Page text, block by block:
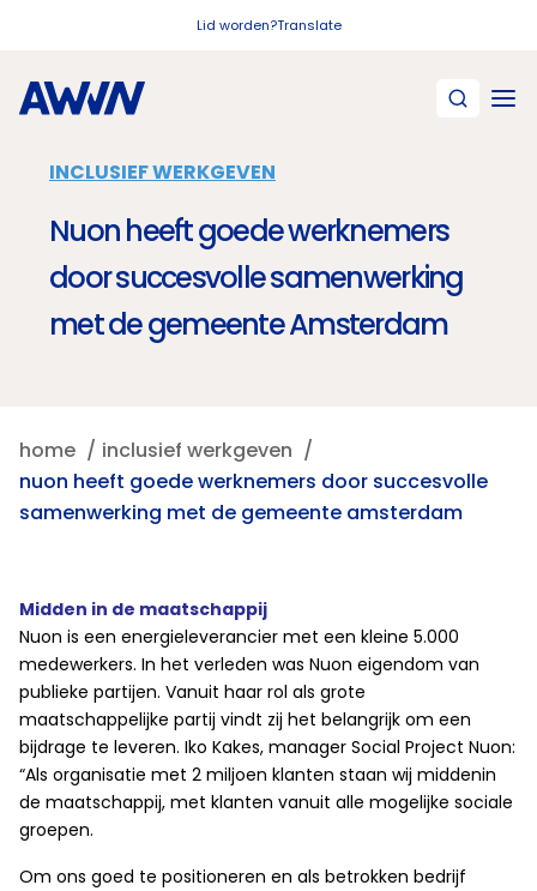
Lid worden?Translate
INCLUSIEF WERKGEVEN
Nuon heeft goede werknemers
door succesvolle samenwerking
met de gemeente Amsterdam
home
inclusief werkgeven
nuon heeft goede werknemers door succesvolle
samenwerking met de gemeente amsterdam
Midden in de maatschappij
Nuon is een energieleverancier met een kleine 5.000
medewerkers. In het verleden was Nuon eigendom van
publieke partijen. Vanuit haar rol als grote
maatschappelijke partij vindt zij het belangrijk om een
bijdrage te leveren. Iko Kakes, manager Social Project Nuon:
“Als organisatie met 2 miljoen klanten staan wij middenin
de maatschappij, met klanten vanuit alle mogelijke sociale
groepen.
Om ons goed te positioneren en als betrokken bedrijf